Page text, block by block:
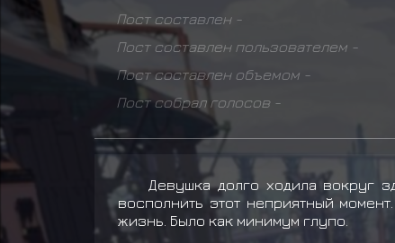
Пост составлен -
Пост составлен пользователем -
Пост составлен объемом -
Пост собрал голосов -
Девушка долго ходила вокруг
восполнить этот неприятный
жизнь. Было как минимум глупо.